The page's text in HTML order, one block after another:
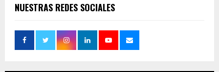
NUESTRAS REDES SOCIALES